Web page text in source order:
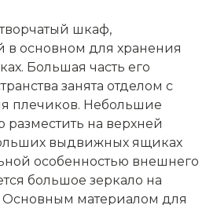
шкаф,
в основном для хранения
Большая часть его
занята отделом с
плечиков. Небольшие
на верхней
выдвижных ящиках
особенностью внешнего
большое зеркало на
материалом для